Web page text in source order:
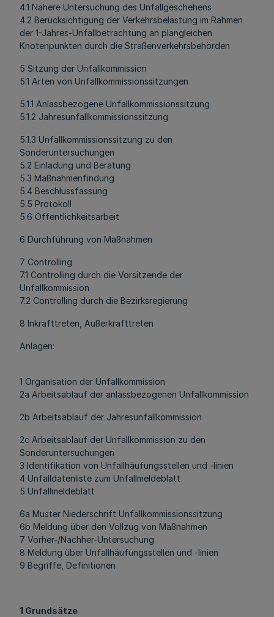
4.1 Nähere Untersuchung des Unfallgeschehens
4.2 Berücksichtigung der Verkehrsbelastung im Rahmen
der 1-Jahres-Unfallbetrachtung an plangleichen
Knotenpunkten durch die Straßenverkehrsbehörden
5 Sitzung der Unfallkommission
5.1 Arten von Unfallkommissionssitzungen
5.1.1 Anlassbezogene Unfallkommissionssitzung
5.1.2 Jahresunfallkommissionssitzung
5.1.3 Unfallkommissionssitzung zu den
Sonderuntersuchungen
5.2 Einladung und Beratung
5.3 Maßnahmenfindung
5.4 Beschlussfassung
5.5 Protokoll
5.6 Öffentlichkeitsarbeit
6 Durchführung von Maßnahmen
7 Controlling
7.1 Controlling durch die Vorsitzende der
Unfallkommission
7.2 Controlling durch die Bezirksregierung
8 Inkrafttreten, Außerkrafttreten
Anlagen:
1 Organisation der Unfallkommission
2a Arbeitsablauf der anlassbezogenen Unfallkommission
2b Arbeitsablauf der Jahresunfallkommission
2c Arbeitsablauf der Unfallkommission zu den
Sonderuntersuchungen
3 Identifikation von Unfallhäufungsstellen und -linien
4 Unfalldatenliste zum Unfallmeldeblatt
5 Unfallmeldeblatt
6a Muster Niederschrift Unfallkommissionssitzung
6b Meldung über den Vollzug von Maßnahmen
7 Vorher-/Nachher-Untersuchung
8 Meldung über Unfallhäufungsstellen und -linien
9 Begriffe, Definitionen
1 Grundsätze